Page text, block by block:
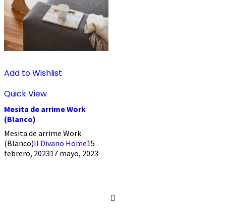
Add to Wishlist
Quick View
Mesita de arrime Work
(Blanco)
Mesita de arrime Work
(Blanco)Il Divano Home15
febrero, 202317 mayo, 2023